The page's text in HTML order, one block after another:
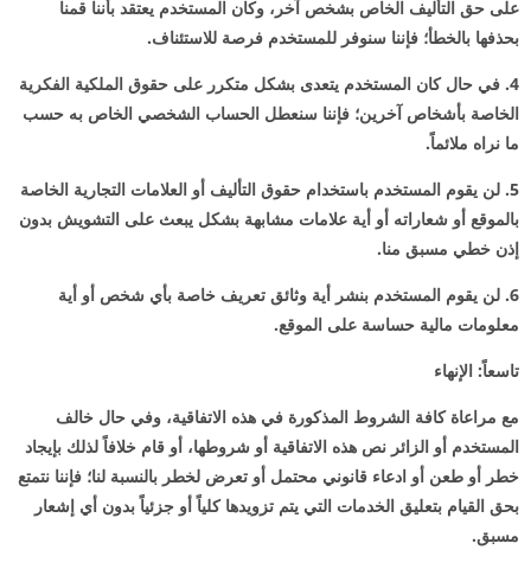
على حق التأليف الخاص بشخص آخر، وكان المستخدم يعتقد بأننا قمنا
بحذفها بالخطأ؛ فإننا سنوفر للمستخدم فرصة للاستئناف.
4. في حال كان المستخدم يتعدى بشكل متكرر على حقوق الملكية الفكرية
الخاصة بأشخاص آخرين؛ فإننا سنعطل الحساب الشخصي الخاص به حسب
ما نراه ملائماً.
5. لن يقوم المستخدم باستخدام حقوق التأليف أو العلامات التجارية الخاصة
بالموقع أو شعاراته أو أية علامات مشابهة بشكل يبعث على التشويش بدون
إذن خطي مسبق منا.
6. لن يقوم المستخدم بنشر أية وثائق تعريف خاصة بأي شخص أو أية
معلومات مالية حساسة على الموقع.
تاسعاً: الإنهاء
مع مراعاة كافة الشروط المذكورة في هذه الاتفاقية، وفي حال خالف
المستخدم أو الزائر نص هذه الاتفاقية أو شروطها، أو قام خلافاً لذلك بإيجاد
خطر أو طعن أو ادعاء قانوني محتمل أو تعرض لخطر بالنسبة لنا؛ فإننا نتمتع
بحق القيام بتعليق الخدمات التي يتم تزويدها كلياً أو جزئياً بدون أي إشعار
مسبق.